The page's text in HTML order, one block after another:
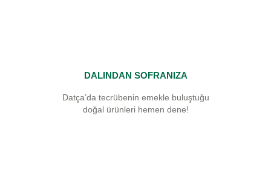
DALINDAN SOFRANIZA
Datça’da tecrübenin emekle buluştuğu
doğal ürünleri hemen dene!